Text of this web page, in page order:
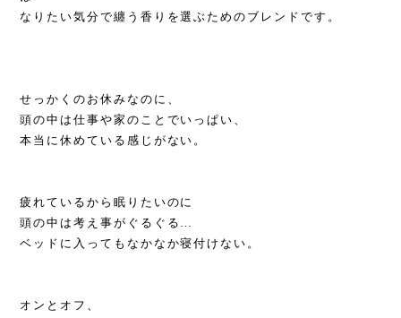
なりたい気分で纏う香りを選ぶためのブレンドです。
せっかくのお休みなのに、
頭の中は仕事や家のことでいっぱい、
本当に休めている感じがない。
疲れているから眠りたいのに
頭の中は考え事がぐるぐる…
ベッドに入ってもなかなか寝付けない。
オンとオフ、